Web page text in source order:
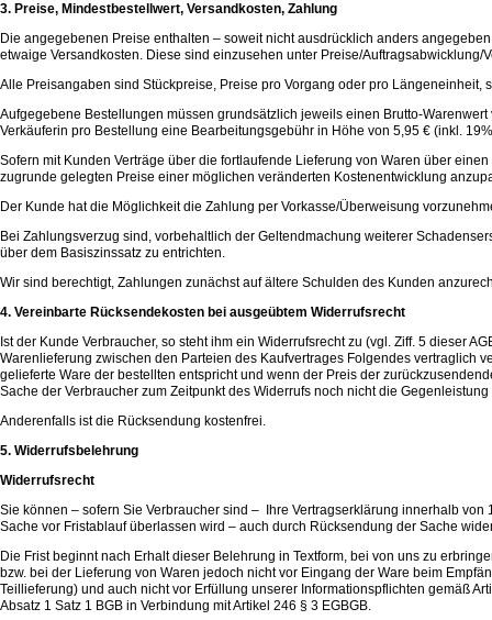
3. Preise, Mindestbestellwert, Versandkosten, Zahlung
Die angegebenen Preise enthalten – soweit nicht ausdrücklich anders
etwaige Versandkosten. Diese sind einzusehen unter Preise/Auftragsabwicklung/
Alle Preisangaben sind Stückpreise, Preise pro Vorgang oder pro
Aufgegebene Bestellungen müssen grundsätzlich jeweils einen Brutto-
Verkäuferin pro Bestellung eine Bearbeitungsgebühr in Höhe von 5,95 € (inkl.
Sofern mit Kunden Verträge über die fortlaufende Lieferung von Waren über
zugrunde gelegten Preise einer möglichen veränderten Kostenentwicklung
Der Kunde hat die Möglichkeit die Zahlung per Vorkasse/Überweisung
Bei Zahlungsverzug sind, vorbehaltlich der Geltendmachung weiterer
über dem Basiszinssatz zu entrichten.
Wir sind berechtigt, Zahlungen zunächst auf ältere Schulden des Kunden
4. Vereinbarte Rücksendekosten bei ausgeübtem Widerrufsrecht
Ist der Kunde Verbraucher, so steht ihm ein Widerrufsrecht zu (vgl. Ziff. 5 dieser
Warenlieferung zwischen den Parteien des Kaufvertrages Folgendes vertraglich
gelieferte Ware der bestellten entspricht und wenn der Preis der
Sache der Verbraucher zum Zeitpunkt des Widerrufs noch nicht die
Anderenfalls ist die Rücksendung kostenfrei.
5. Widerrufsbelehrung
Widerrufsrecht
Sie können – sofern Sie Verbraucher sind – Ihre Vertragserklärung innerhalb
Sache vor Fristablauf überlassen wird – auch durch Rücksendung der Sache
Die Frist beginnt nach Erhalt dieser Belehrung in Textform, bei von uns zu
bzw. bei der Lieferung von Waren jedoch nicht vor Eingang der Ware beim
Teillieferung) und auch nicht vor Erfüllung unserer Informationspflichten gemäß
Absatz 1 Satz 1 BGB in Verbindung mit Artikel 246 § 3 EGBGB.